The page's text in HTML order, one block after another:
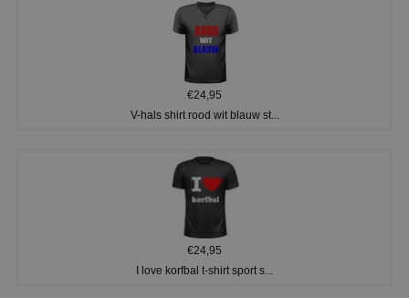
€24,95
V-hals shirt rood wit blauw st...
€24,95
I love korfbal t-shirt sport s...